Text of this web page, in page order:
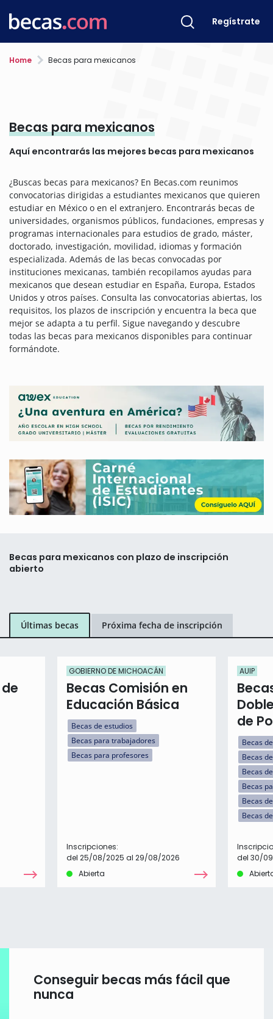
Regístrate
Home Becas para mexicanos
Becas para mexicanos
Aquí encontrarás las mejores becas para mexicanos
¿Buscas becas para mexicanos? En Becas.com reunimos
convocatorias dirigidas a estudiantes mexicanos que quieren
estudiar en México o en el extranjero. Encontrarás becas de
universidades, organismos públicos, fundaciones, empresas y
programas internacionales para estudios de grado, máster,
doctorado, investigación, movilidad, idiomas y formación
especializada. Además de las becas convocadas por
instituciones mexicanas, también recopilamos ayudas para
mexicanos que desean estudiar en España, Europa, Estados
Unidos y otros países. Consulta las convocatorias abiertas, los
requisitos, los plazos de inscripción y encuentra la beca que
mejor se adapta a tu perfil. Sigue navegando y descubre
todas las becas para mexicanos disponibles para continuar
formándote.
Becas para mexicanos con plazo de inscripción
abierto
Últimas becas Próxima fecha de inscripción
GOBIERNO DE MICHOACÁN
Becas Comisión en
Educación Básica
Becas de estudios
Becas para trabajadores
Becas para profesores
Inscripciones:
del 25/08/2025 al 29/08/2026
Abierta
AUIP
de
Becas
Becas
Becas
Becas
Becas
Becas
del 30/
Conseguir becas más fácil que
nunca